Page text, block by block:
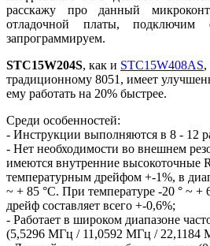
расскажу про данный
отладочной платы,
запрограммируем.
STC15W204S, как и STC15W408AS,
традиционному 8051, имеет
ему работать на 20% быстрее.
Среди особенностей:
- Инструкции выполняются в 8 - 12
- Нет необходимости во внешнем
имеются внутренние высокоточные
температурным дрейфом +-1%, в
~ + 85 °C. При температуре -20 ° ~ +
дрейф составляет всего +-0,6%;
- Работает в широком диапазоне
(5,5296 МГц / 11,0592 МГц / 22,1184